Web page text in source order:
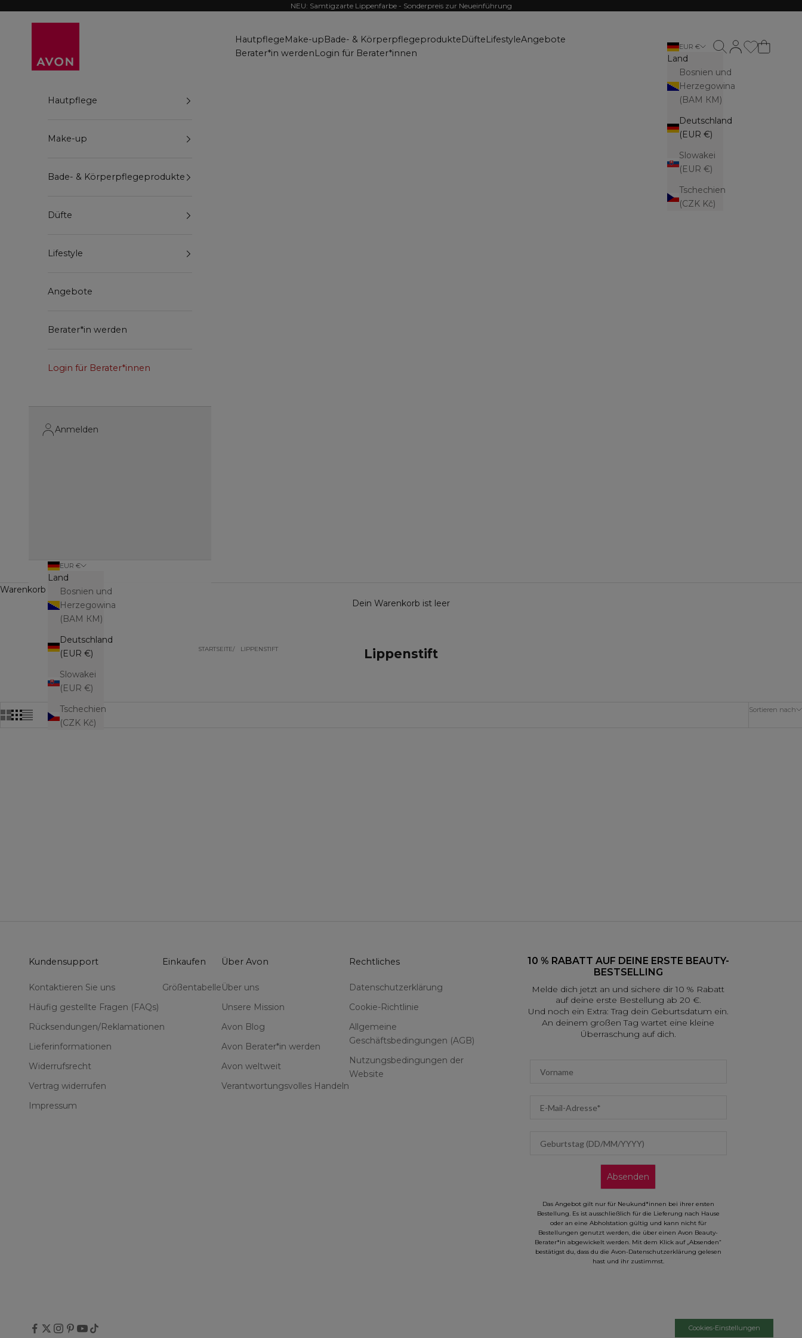
NEU: Samtigzarte Lippenfarbe - Sonderpreis zur Neueinführung
HautpflegeMake-upBade- & KörperpflegeprodukteDüfteLifestyleAngebote
Berater*in werdenLogin für Berater*innen
EUR €
Land
Bosnien und
Herzegowina
(BAM КМ)
Deutschland
(EUR €)
Slowakei
(EUR €)
Tschechien
(CZK Kč)
Suche öffnen
Hautpflege
Make-up
Bade- & Körperpflegeprodukte
Düfte
Lifestyle
Angebote
Berater*in werden
Login für Berater*innen
Anmelden
EUR €
Land
Bosnien und
Herzegowina
(BAM КМ)
Deutschland
(EUR €)
Slowakei
(EUR €)
Tschechien
(CZK Kč)
Warenkorb (0)
Dein Warenkorb ist leer
STARTSEITE LIPPENSTIFT Lippenstift
Sortieren nach
Kundensupport
Kontaktieren Sie uns
Häufig gestellte Fragen (FAQs)
Rücksendungen/Reklamationen
Lieferinformationen
Widerrufsrecht
Vertrag widerrufen
Impressum
Einkaufen
Größentabelle
Über Avon
Über uns
Unsere Mission
Avon Blog
Avon Berater*in werden
Avon weltweit
Verantwortungsvolles Handeln
Rechtliches
Datenschutzerklärung
Cookie-Richtlinie
Allgemeine
Geschäftsbedingungen (AGB)
Nutzungsbedingungen der
Website
10 % RABATT AUF DEINE ERSTE BEAUTY-
BESTSELLING
Melde dich jetzt an und sichere dir 10 % Rabatt
auf deine erste Bestellung ab 20 €.
Und noch ein Extra: Trag dein Geburtsdatum ein.
An deinem großen Tag wartet eine kleine
Überraschung auf dich.
Absenden
Das Angebot gilt nur für Neukund*innen bei ihrer ersten
Bestellung. Es ist ausschließlich für die Lieferung nach Hause
oder an eine Abholstation gültig und kann nicht für
Bestellungen genutzt werden, die über einen Avon Beauty-
Berater*in abgewickelt werden. Mit dem Klick auf „Absenden“
bestätigst du, dass du die Avon-Datenschutzerklärung gelesen
hast und ihr zustimmst.
Cookies-Einstellungen